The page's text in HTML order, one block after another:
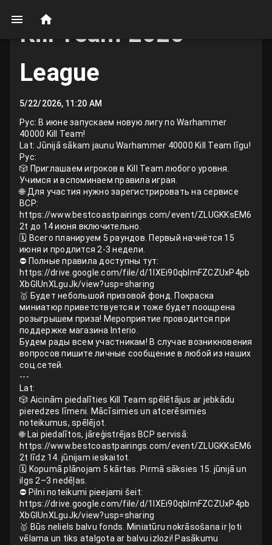
Kill Team 2026
League
5/22/2026, 11:20 AM
Рус: В июне запускаем новую лигу по Warhammer
40000 Kill Team!
Lat: Jūnijā sākam jaunu Warhammer 40000 Kill Team līgu!
Рус:
🎲 Приглашаем игроков в Kill Team любого уровня.
Учимся и вспоминаем правила играя.
🌐 Для участия нужно зарегистрировать на сервисе
BCP:
https://www.bestcoastpairings.com/event/ZLUGKKsEM6
2t до 14 июня включительно.
🗓 Всего планируем 5 раундов. Первый начнётся 15
июня и продлится 2-3 недели.
⛔️ Полные правила доступны тут:
https://drive.google.com/file/d/1IXEi90qbImFZCZUxP4pb
XbGlUnXLguJk/view?usp=sharing
🥇 Будет небольшой призовой фонд. Покраска
миниатюр приветствуется и тоже будет поощрена
розыгрышем приза! Мероприятие проводится при
поддержке магазина Interio.
Будем рады всем участникам! В случае возникновения
вопросов пишите личные сообщение в любой из наших
соц.сетей.
---
Lat:
🎲 Aicinām piedalīties Kill Team spēlētājus ar jebkādu
pieredzes līmeni. Mācīsimies un atcerēsimies
noteikumus, spēlējot.
🌐 Lai piedalītos, jāreģistrējas BCP servisā:
https://www.bestcoastpairings.com/event/ZLUGKKsEM6
2t līdz 14. jūnijam ieskaitot.
🗓 Kopumā plānojam 5 kārtas. Pirmā sāksies 15. jūnijā un
ilgs 2–3 nedēļas.
⛔️ Pilni noteikumi pieejami šeit:
https://drive.google.com/file/d/1IXEi90qbImFZCZUxP4pb
XbGlUnXLguJk/view?usp=sharing
🥇 Būs neliels balvu fonds. Miniatūru nokrāsošana ir ļoti
vēlama un tiks atalgota ar balvu izlozi! Pasākumu